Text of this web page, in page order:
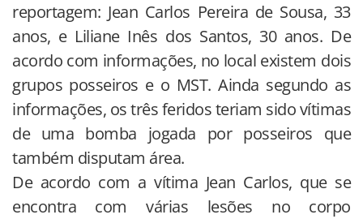
reportagem: Jean Carlos Pereira de Sousa, 33
anos, e Liliane Inês dos Santos, 30 anos. De
acordo com informações, no local existem dois
grupos posseiros e o MST. Ainda segundo as
informações, os três feridos teriam sido vítimas
de uma bomba jogada por posseiros que
também disputam área.
De acordo com a vítima Jean Carlos, que se
encontra com várias lesões no corpo